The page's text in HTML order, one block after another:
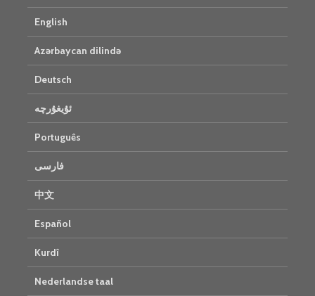
English
Azərbaycan dilində
Deutsch
ئۇيغۇرچە
Português
فارسی
中文
Español
Kurdî
Nederlandse taal